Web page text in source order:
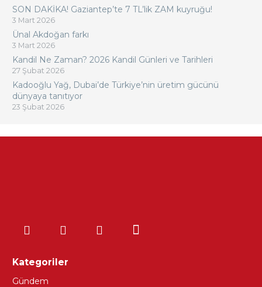
SON DAKİKA! Gaziantep’te 7 TL’lik ZAM kuyruğu!
3 Mart 2026
Ünal Akdoğan farkı
3 Mart 2026
Kandil Ne Zaman? 2026 Kandil Günleri ve Tarihleri
27 Şubat 2026
Kadooğlu Yağ, Dubai’de Türkiye’nin üretim gücünü
dünyaya tanıtıyor
23 Şubat 2026
Kategoriler
Gündem